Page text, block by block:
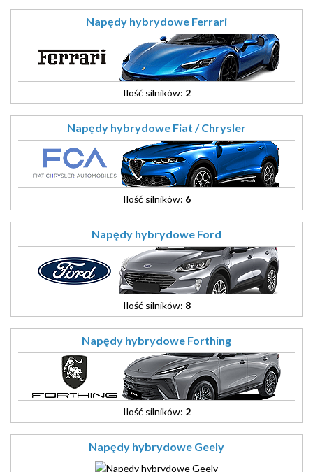
Napędy hybrydowe Ferrari
Ilość silników: 2
Napędy hybrydowe Fiat / Chrysler
Ilość silników: 6
Napędy hybrydowe Ford
Ilość silników: 8
Napędy hybrydowe Forthing
Ilość silników: 2
Napędy hybrydowe Geely